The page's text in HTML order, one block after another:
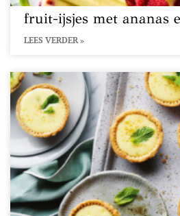
fruit-ijsjes met ananas
LEES VERDER »